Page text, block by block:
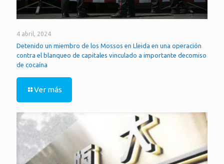
4 abril, 2024
Detenido un miembro de los Mossos en Lleida en una operación
contra el blanqueo de capitales vinculado a importante decomiso
de cocaína
Ver más